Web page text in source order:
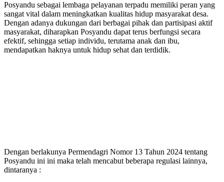
Posyandu sebagai lembaga pelayanan terpadu memiliki peran yang
sangat vital dalam meningkatkan kualitas hidup masyarakat desa.
Dengan adanya dukungan dari berbagai pihak dan partisipasi aktif
masyarakat, diharapkan Posyandu dapat terus berfungsi secara
efektif, sehingga setiap individu, terutama anak dan ibu,
mendapatkan haknya untuk hidup sehat dan terdidik.
Dengan berlakunya Permendagri Nomor 13 Tahun 2024 tentang
Posyandu ini ini maka telah mencabut beberapa regulasi lainnya,
dintaranya :